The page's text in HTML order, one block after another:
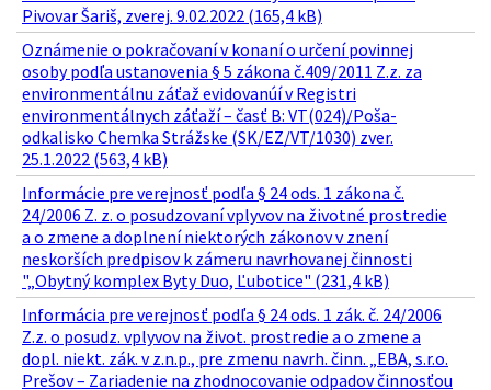
Pivovar Šariš, zverej. 9.02.2022 (165,4 kB)
Oznámenie o pokračovaní v konaní o určení povinnej
osoby podľa ustanovenia § 5 zákona č.409/2011 Z.z. za
environmentálnu záťaž evidovanúí v Registri
environmentálnych záťaží – časť B: VT(024)/Poša-
odkalisko Chemka Strážske (SK/EZ/VT/1030) zver.
25.1.2022 (563,4 kB)
Informácie pre verejnosť podľa § 24 ods. 1 zákona č.
24/2006 Z. z. o posudzovaní vplyvov na životné prostredie
a o zmene a doplnení niektorých zákonov v znení
neskorších predpisov k zámeru navrhovanej činnosti
"„Obytný komplex Byty Duo, Ľubotice" (231,4 kB)
Informácia pre verejnosť podľa § 24 ods. 1 zák. č. 24/2006
Z.z. o posudz. vplyvov na život. prostredie a o zmene a
dopl. niekt. zák. v z.n.p., pre zmenu navrh. činn. „EBA, s.r.o.
Prešov – Zariadenie na zhodnocovanie odpadov činnosťou